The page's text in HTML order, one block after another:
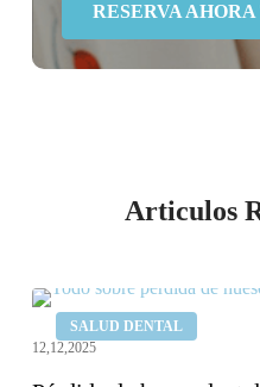
RESERVA
Articulos
SALUD DENTAL
Pérdida
12,12,2025